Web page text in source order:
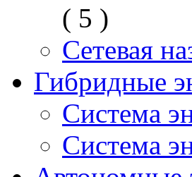
( 5 )
Сетевая
Гибридные
Система
Система